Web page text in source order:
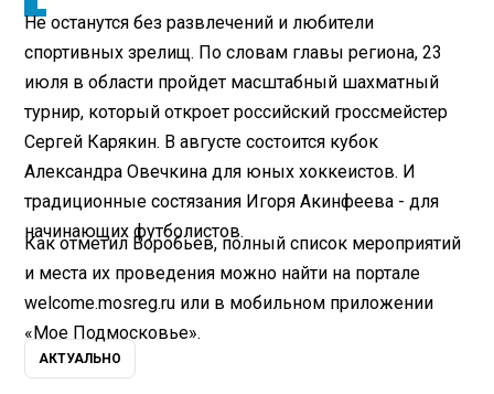
Не останутся без развлечений и любители
спортивных зрелищ. По словам главы региона, 23
июля в области пройдет масштабный шахматный
турнир, который откроет российский гроссмейстер
Сергей Карякин. В августе состоится кубок
Александра Овечкина для юных хоккеистов. И
традиционные состязания Игоря Акинфеева - для
начинающих футболистов.
Как отметил Воробьев, полный список мероприятий
и места их проведения можно найти на портале
welcome.mosreg.ru или в мобильном приложении
«Мое Подмосковье».
АКТУАЛЬНО